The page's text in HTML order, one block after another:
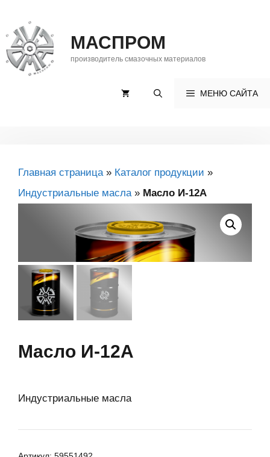
содержимому
МАСПРОМ
производитель смазочных материалов
МЕНЮ САЙТА
Главная страница» Каталог продукции »
Индустриальные масла» Масло И-12А
Масло И-12А
Индустриальные масла